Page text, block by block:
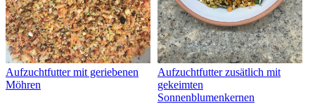
Aufzuchtfutter mit geriebenen
Möhren
Aufzuchtfutter zusätlich mit
gekeimten
Sonnenblumenkernen